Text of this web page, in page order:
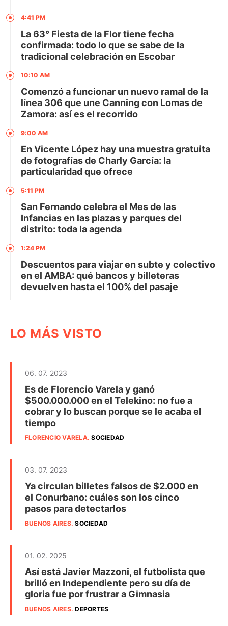
4:41 PM
La 63° Fiesta de la Flor tiene fecha
confirmada: todo lo que se sabe de la
tradicional celebración en Escobar
10:10 AM
Comenzó a funcionar un nuevo ramal de la
línea 306 que une Canning con Lomas de
Zamora: así es el recorrido
9:00 AM
En Vicente López hay una muestra gratuita
de fotografías de Charly García: la
particularidad que ofrece
5:11 PM
San Fernando celebra el Mes de las
Infancias en las plazas y parques del
distrito: toda la agenda
1:24 PM
Descuentos para viajar en subte y colectivo
en el AMBA: qué bancos y billeteras
devuelven hasta el 100% del pasaje
LO MÁS VISTO
06. 07. 2023
Es de Florencio Varela y ganó
$500.000.000 en el Telekino: no fue a
cobrar y lo buscan porque se le acaba el
tiempo
FLORENCIO VARELA.SOCIEDAD
03. 07. 2023
Ya circulan billetes falsos de $2.000 en
el Conurbano: cuáles son los cinco
pasos para detectarlos
BUENOS AIRES.SOCIEDAD
01. 02. 2025
Así está Javier Mazzoni, el futbolista que
brilló en Independiente pero su día de
gloria fue por frustrar a Gimnasia
BUENOS AIRES.DEPORTES